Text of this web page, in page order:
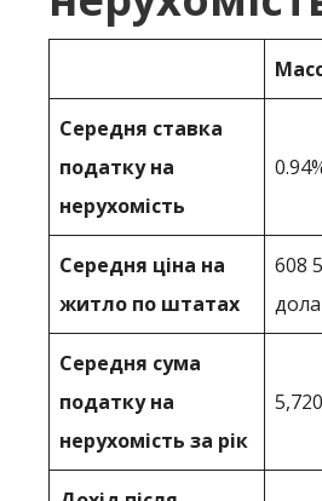
Середня ставка
податку на
нерухомість
Середня ціна на
житло по штатах
608
Середня сума
податку на
нерухомість за рік
5,720